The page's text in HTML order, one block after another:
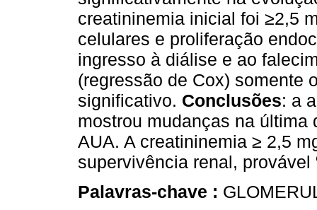
creatininemia inicial foi ≥2,5
celulares e proliferação
ingresso à diálise e ao
(regressão de Cox) somente
significativo. Conclusões: a
mostrou mudanças na
AUA. A creatininemia ≥ 2,5
supervivência renal, provável
Palavras-chave :